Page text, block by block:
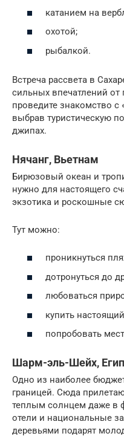
катанием на
охотой;
рыбалкой.
Встреча рассвета в
сильных впечатлений от
проведите знакомство с
выбрав туристическую
джипах.
Нячанг, Вьетнам
Бирюзовый океан и
нужно для настоящего
экзотика и роскошные
Тут можно:
проникнуться
дотронуться до
любоваться
купить
попробовать
Шарм-эль-Шейх,
Одно из наиболее
границей. Сюда
теплым солнцем даже в
отели и национальные
деревьями подарят